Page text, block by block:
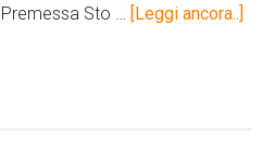
Premessa Sto … [Leggi ancora..]